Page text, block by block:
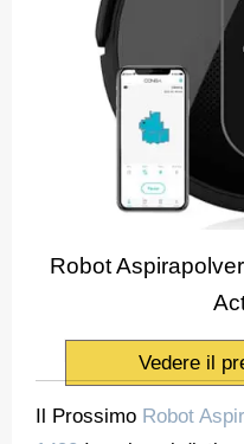
Robot
Vedere il
Il Prossimo Robot